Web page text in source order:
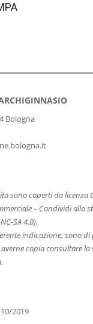
Bologna
sono coperti da licenza
– Condividi allo
SA 4.0).
indicazione, sono
copia consultare
2019